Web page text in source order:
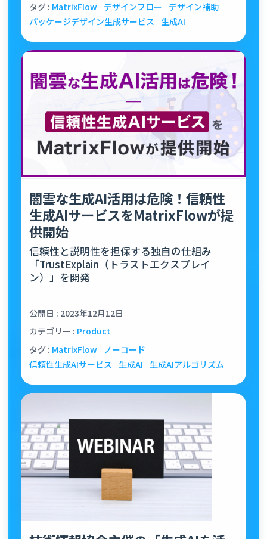
タグ : MatrixFlow デザインフロー
デザイン補助
パッケージデザイン生成サービス
生成AI
闇雲な生成AI活用は危険！信頼性
生成AIサービスをMatrixFlowが提
供開始
信頼性と説明性を担保する独自の仕組み
「TrustExplain（トラストエクスプレイ
ン）」を開発
公開日 : 2023年12月12日
カテゴリー : Product
タグ : MatrixFlow
ノーコード
信頼性生成AIサービス
生成AI 生成AIアルゴリズム